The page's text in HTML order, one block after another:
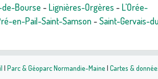
Bourse - Lignières-Orgères - L'Orée-
en-Pail-Saint-Samson -Saint-Gervais-
| Parc & Géoparc Normandie-Maine | Cartes &